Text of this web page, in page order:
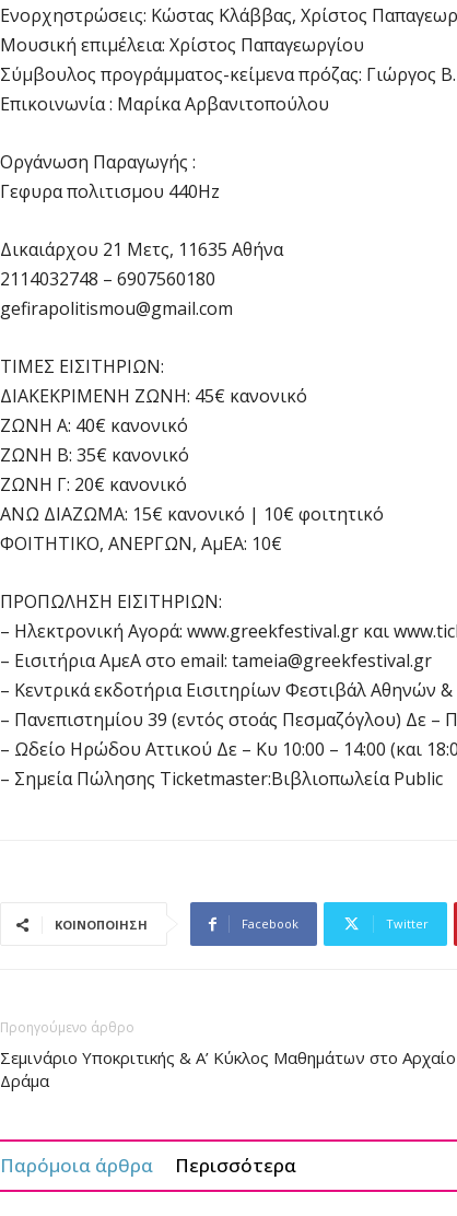
Ενορχηστρώσεις: Κώστας Κλάββας, Χρίστος
Μουσική επιμέλεια: Χρίστος Παπαγεωργίου
Σύμβουλος προγράμματος-κείμενα πρόζας: Γιώργος
Επικοινωνία : Μαρίκα Αρβανιτοπούλου
Οργάνωση Παραγωγής :
Γεφυρα πολιτισμου 440Ηz
Δικαιάρχου 21 Μετς, 11635 Αθήνα
2114032748 – 6907560180
gefirapolitismou@gmail.com
ΤΙΜΕΣ ΕΙΣΙΤΗΡΙΩΝ:
ΔΙΑΚΕΚΡΙΜΕΝΗ ΖΩΝΗ: 45€ κανονικό
ΖΩΝΗ Α: 40€ κανονικό
ΖΩΝΗ Β: 35€ κανονικό
ΖΩΝΗ Γ: 20€ κανονικό
ΑΝΩ ΔΙΑΖΩΜΑ: 15€ κανονικό | 10€ φοιτητικό
ΦΟΙΤΗΤΙΚΟ, ΑΝΕΡΓΩΝ, ΑμΕΑ: 10€
ΠΡΟΠΩΛΗΣΗ ΕΙΣΙΤΗΡΙΩΝ:
– Ηλεκτρονική Αγορά: www.greekfestival.gr και
– Εισιτήρια ΑμεΑ στο email: tameia@greekfestival.gr
– Κεντρικά εκδοτήρια Εισιτηρίων Φεστιβάλ Αθηνών
– Πανεπιστημίου 39 (εντός στοάς Πεσμαζόγλου) Δε –
– Ωδείο Ηρώδου Αττικού Δε – Κυ 10:00 – 14:00 (και
– Σημεία Πώλησης Ticketmaster:Βιβλιοπωλεία Public
ΚΟΙΝΟΠΟΙΗΣΗ Facebook Twitter
Προηγούμενο άρθρο
Σεμινάριο Υποκριτικής & Α’ Κύκλος Μαθημάτων στο Αρχαίο
Δράμα
Παρόμοια άρθρα Περισσότερα